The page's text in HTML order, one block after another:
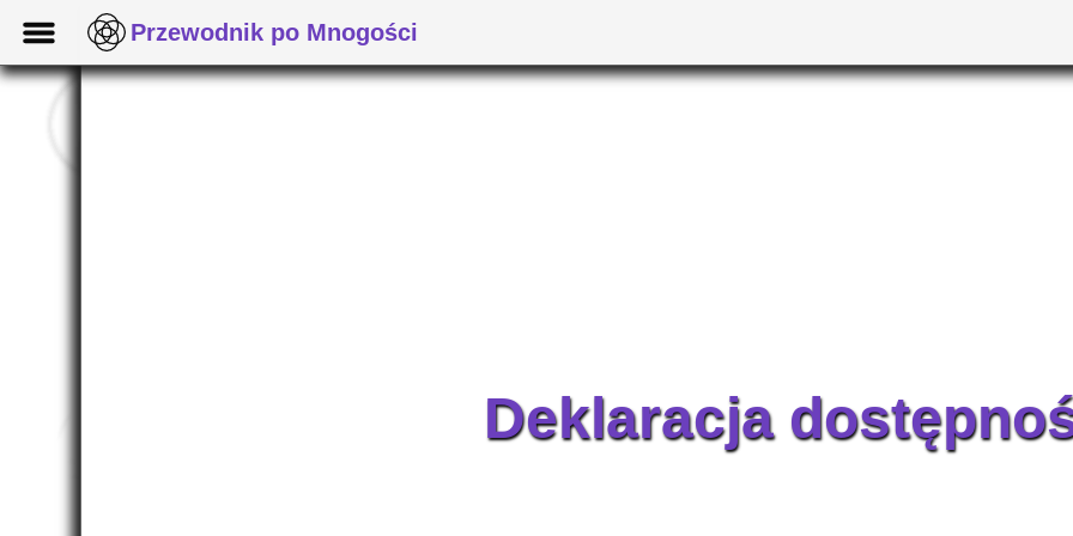
Przewodnik po Mnogości
Deklaracja